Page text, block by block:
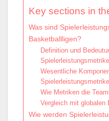
Key sections in
Was sind
Basketballligen?
Definition und
Wesentliche
Wie Metriken die
Vergleich mit globalen
Wie werden